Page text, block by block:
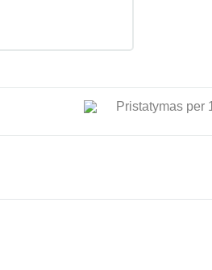
Pristatymas per